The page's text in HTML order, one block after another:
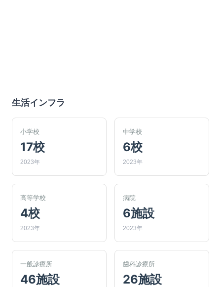
生活インフラ
小学校
17校
2023年
中学校
6校
2023年
高等学校
4校
2023年
病院
6施設
2023年
一般診療所
46施設
歯科診療所
26施設